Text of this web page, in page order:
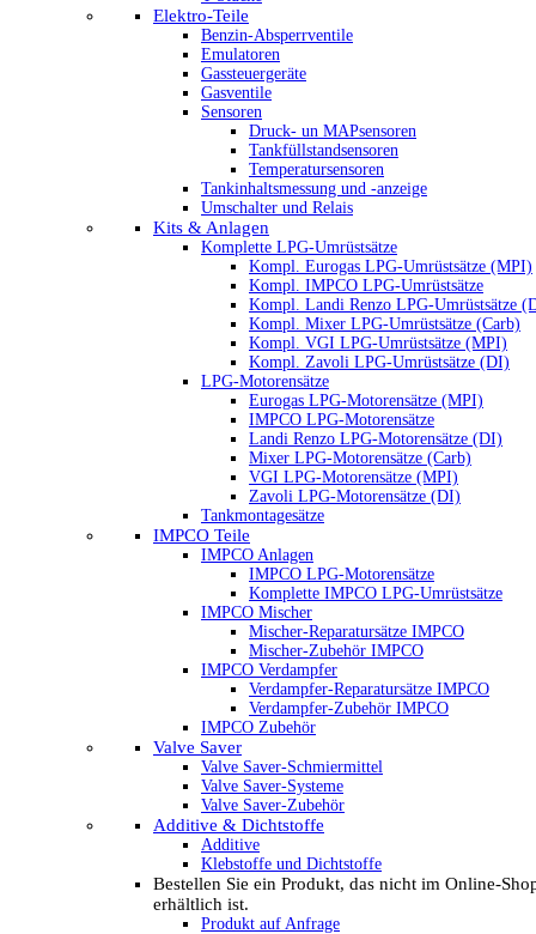
Elektro-Teile
Benzin-Absperrventile
Emulatoren
Gassteuergeräte
Gasventile
Sensoren
Druck- un MAPsensoren
Tankfüllstandsensoren
Temperatursensoren
Tankinhaltsmessung und -anzeige
Umschalter und Relais
Kits & Anlagen
Komplette LPG-Umrüstsätze
Kompl. Eurogas LPG-Umrüstsätze (MPI)
Kompl. IMPCO LPG-Umrüstsätze
Kompl. Landi Renzo LPG-Umrüstsätze
Kompl. Mixer LPG-Umrüstsätze (Carb)
Kompl. VGI LPG-Umrüstsätze (MPI)
Kompl. Zavoli LPG-Umrüstsätze (DI)
LPG-Motorensätze
Eurogas LPG-Motorensätze (MPI)
IMPCO LPG-Motorensätze
Landi Renzo LPG-Motorensätze (DI)
Mixer LPG-Motorensätze (Carb)
VGI LPG-Motorensätze (MPI)
Zavoli LPG-Motorensätze (DI)
Tankmontagesätze
IMPCO Teile
IMPCO Anlagen
IMPCO LPG-Motorensätze
Komplette IMPCO LPG-Umrüstsätze
IMPCO Mischer
Mischer-Reparatursätze IMPCO
Mischer-Zubehör IMPCO
IMPCO Verdampfer
Verdampfer-Reparatursätze IMPCO
Verdampfer-Zubehör IMPCO
IMPCO Zubehör
Valve Saver
Valve Saver-Schmiermittel
Valve Saver-Systeme
Valve Saver-Zubehör
Additive & Dichtstoffe
Additive
Klebstoffe und Dichtstoffe
Bestellen Sie ein Produkt, das nicht im Online-
erhältlich ist.
Produkt auf Anfrage